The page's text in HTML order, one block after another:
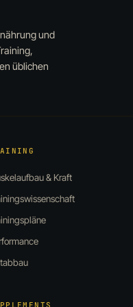
und
üblichen
& Kraft